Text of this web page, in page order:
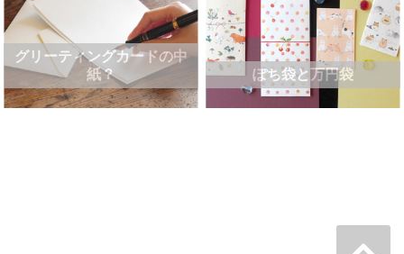
グリーティングカードの中
紙？
ぽち袋と万円袋